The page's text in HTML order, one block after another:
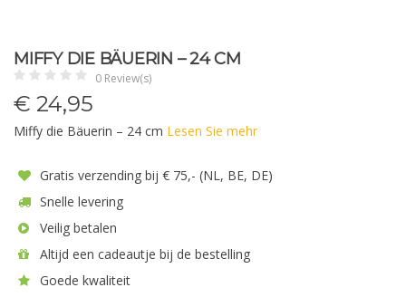
MIFFY DIE BÄUERIN – 24 CM
0 Review(s)
€ 24,95
Miffy die Bäuerin – 24 cm Lesen Sie mehr
Gratis verzending bij € 75,- (NL, BE, DE)
Snelle levering
Veilig betalen
Altijd een cadeautje bij de bestelling
Goede kwaliteit